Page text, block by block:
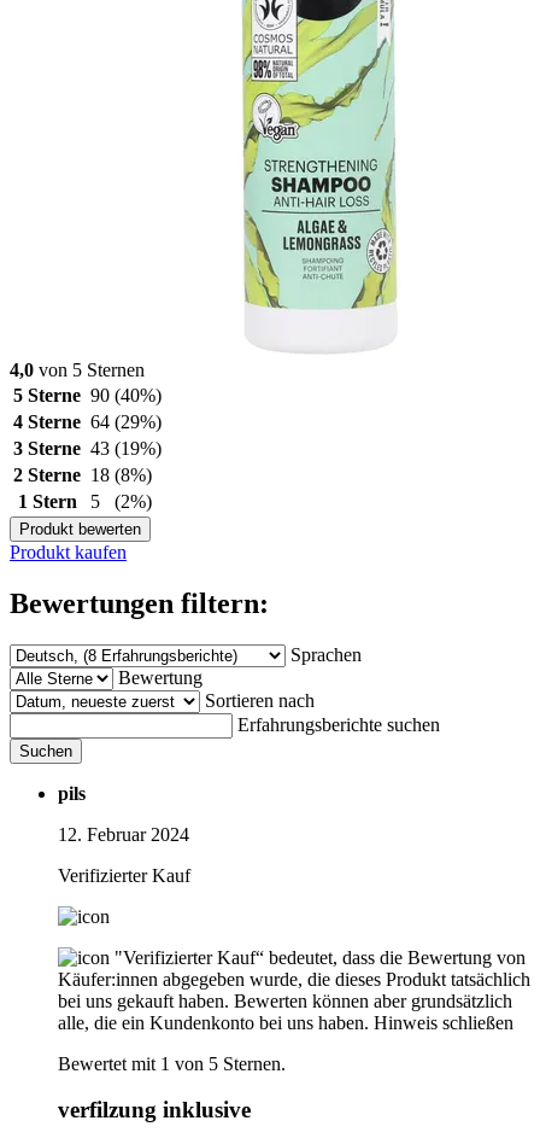
4,0 von 5 Sternen
5 Sterne 90 (40%)
4 Sterne 64 (29%)
3 Sterne 43 (19%)
2 Sterne 18 (8%)
1 Stern
5 (2%)
Produkt bewerten
Produkt kaufen
Bewertungen filtern:
Sprachen
Bewertung
Sortieren nach
Erfahrungsberichte suchen
Suchen
pils
12. Februar 2024
Verifizierter Kauf
"Verifizierter Kauf“ bedeutet, dass die Bewertung von
Käufer:innen abgegeben wurde, die dieses Produkt tatsächlich
bei uns gekauft haben. Bewerten können aber grundsätzlich
alle, die ein Kundenkonto bei uns haben. Hinweis schließen
Bewertet mit 1 von 5 Sternen.
verfilzung inklusive